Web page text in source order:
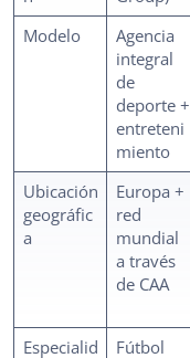
Modelo
Agencia
integral
de
deporte +
entreteni
miento
Ubicación
geográfic
a
Europa +
red
mundial
a través
de CAA
Especialid Fútbol